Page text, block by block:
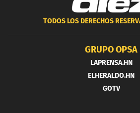
TODOS LOS DERECHOS
GRUPO OPSA
LAPRENSA.HN
ELHERALDO.HN
GOTV